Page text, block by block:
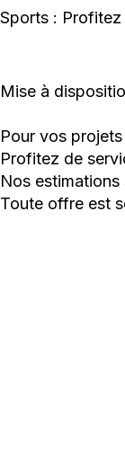
Sports : Profitez
Mise à
Pour vos
Profitez de
Nos
Toute offre est